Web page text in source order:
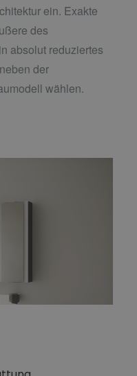
ein. Exakte
des
absolut reduziertes
der
wählen.